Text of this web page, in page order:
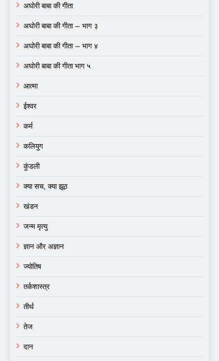
अघोरी बाबा की गीता
अघोरी बाबा की गीता – भाग ३
अघोरी बाबा की गीता – भाग ४
अघोरी बाबा की गीता भाग ५
आत्मा
ईश्वर
कर्म
कलियुग
कुंडली
क्या सच, क्या झूठ
खंडन
जन्म मृत्यु
ज्ञान और अज्ञान
ज्योतिष
तर्कशास्त्र
तीर्थ
तेज
दान